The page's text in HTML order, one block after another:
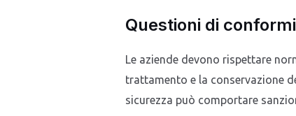
Questioni di
Le aziende devono rispettare
trattamento e la conservazione
sicurezza può comportare